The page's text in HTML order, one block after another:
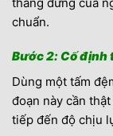
chuẩn.
Bước 2: Cố định
Dùng một tấm
đoạn này cần
tiếp đến độ chịu